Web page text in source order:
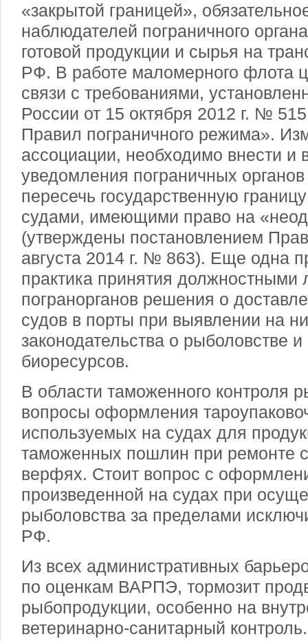
«закрытой границей»,
наблюдателей пограничного
готовой продукции и сырья на
РФ. В работе маломерного флота
связи с требованиями,
России от 15 октября 2012 г. №
Правил пограничного режима».
ассоциации, необходимо внести и
уведомления пограничных
пересечь государственную
судами, имеющими право на
(утверждены постановлением
августа 2014 г. № 863). Еще одна
практика принятия должностными
погранорганов решения о
судов в порты при выявлении на
законодательства о рыболовстве
биоресурсов.
В области таможенного контроля
вопросы оформления
используемых на судах для
таможенных пошлин при ремонте
верфях. Стоит вопрос с
произведенной на судах при
рыболовства за пределами
РФ.
Из всех административных
по оценкам ВАРПЭ, тормозит
рыбопродукции, особенно на
ветеринарно-санитарный